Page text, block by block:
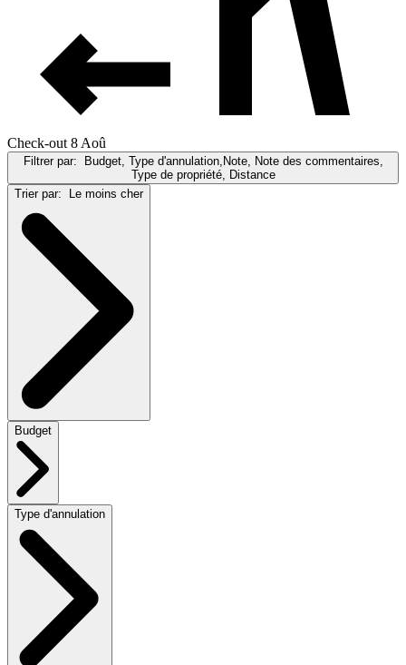
Check-out 8 Aoû
Filtrer par:
Budget, Type d'annulation,Note, Note des commentaires,
Type de propriété, Distance
Trier par:
Le moins cher
Budget
Type d'annulation